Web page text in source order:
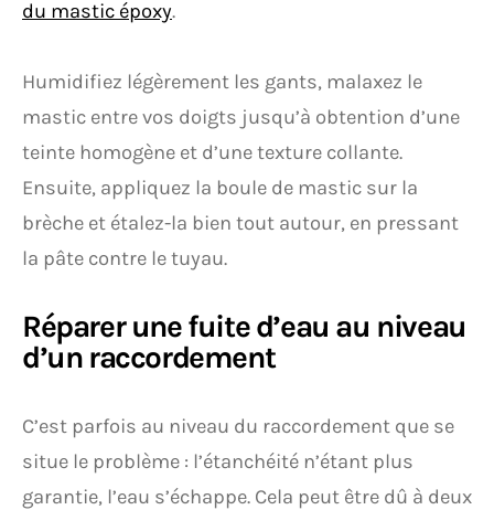
du mastic époxy.
Humidifiez légèrement les gants, malaxez le
mastic entre vos doigts jusqu’à obtention d’une
teinte homogène et d’une texture collante.
Ensuite, appliquez la boule de mastic sur la
brèche et étalez-la bien tout autour, en pressant
la pâte contre le tuyau.
Réparer une fuite d’eau au niveau
d’un raccordement
C’est parfois au niveau du raccordement que se
situe le problème : l’étanchéité n’étant plus
garantie, l’eau s’échappe. Cela peut être dû à deux